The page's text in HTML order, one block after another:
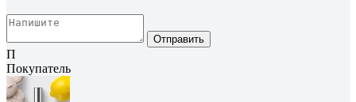
Отправить
П
Покупатель